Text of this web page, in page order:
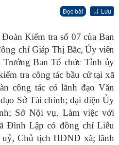
Đọc bài Lưu
Kiểm tra số 07 của Ban
chíGiáp Thị Bắc, Ủy viên
Ban Tổ chức Tỉnh ủy
tra công tác bầu cử tại xã
công tác có lãnh đạo Văn
Sở Tài chính; đại diện Ủy
Sở Nội vụ. Làm việc với
Đình Lập có đồng chí Liễu
Chủ tịch HĐND xã; lãnh